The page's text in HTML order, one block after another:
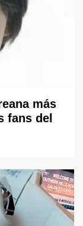
más
fans del